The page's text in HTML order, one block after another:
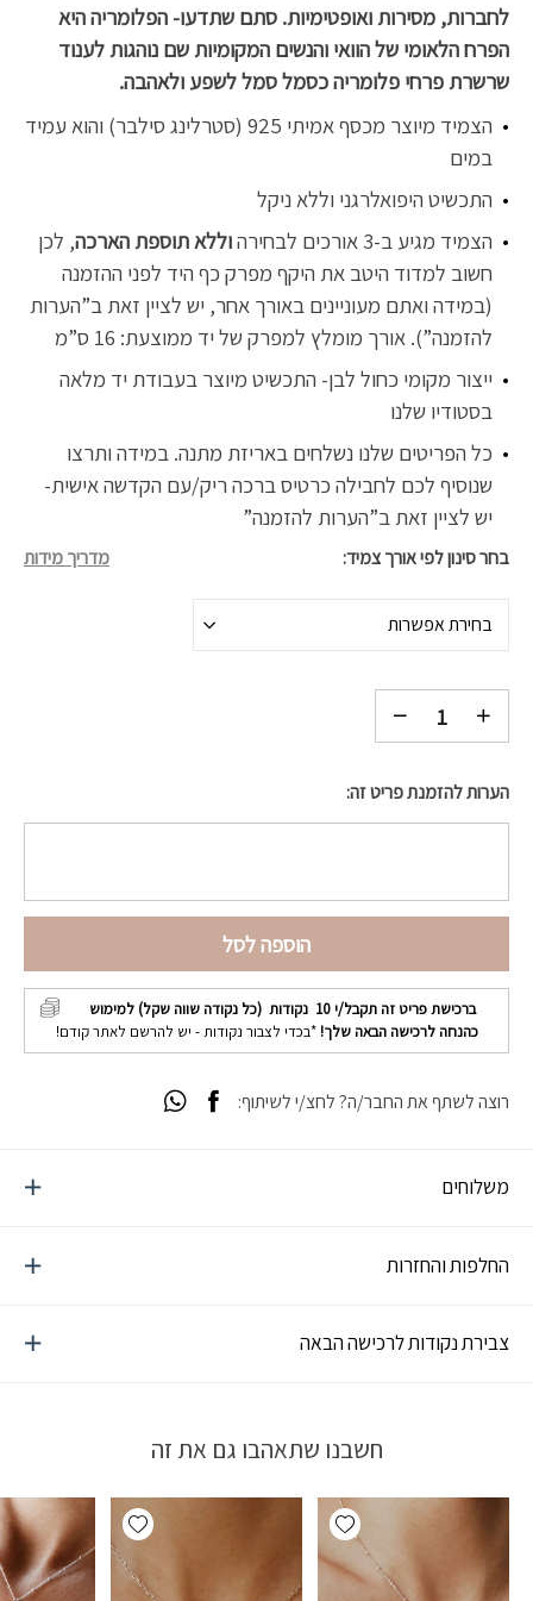
לחברות, מסירות ואופטימיות. סתם שתדעו- הפלומריה היא
הפרח הלאומי של הוואי והנשים המקומיות שם נוהגות לענוד
שרשרת פרחי פלומריה כסמל סמל לשפע ולאהבה.
הצמיד מיוצר מכסף אמיתי 925 (סטרלינג סילבר) והוא עמיד
במים
התכשיט היפואלרגני וללא ניקל
הצמיד מגיע ב-3 אורכים לבחירה
וללא תוספת הארכה, לכן
חשוב למדוד היטב את היקף מפרק כף היד לפני ההזמנה
(במידה ואתם מעוניינים באורך אחר, יש לציין זאת ב”הערות
להזמנה”). אורך מומלץ למפרק של יד ממוצעת: 16 ס”מ
ייצור מקומי כחול לבן- התכשיט מיוצר בעבודת יד מלאה
בסטודיו שלנו
כל הפריטים שלנו נשלחים באריזת מתנה. במידה ותרצו
שנוסיף לכם לחבילה כרטיס ברכה ריק/עם הקדשה אישית-
יש לציין זאת ב”הערות להזמנה”
בחר סינון לפי אורך צמיד מדריך מידות
בחירת אפשרות
הערות להזמנת פריט זה:
הוספה לסל
ברכישת פריט זה תקבל/י10 נקודות (כל נקודה שווה שקל) למימוש
כהנחה לרכישה הבאה שלך! *בכדי לצבור נקודות - יש להרשם לאתר קודם!
משלוחים
החלפות והחזרות
צבירת נקודות לרכישה הבאה
רוצה לשתף את החבר/ה? לחצ/י לשיתוף:
חשבנו שתאהבו גם את זה
Add wishlist
Add wishlist